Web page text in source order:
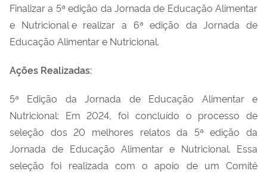
Finalizar a 5ª edição da Jornada de Educação Alimentar
e Nutricional e realizar a 6ª edição da Jornada de
Educação Alimentar e Nutricional.
Ações Realizadas:
5ª Edição da Jornada de Educação Alimentar e
Nutricional: Em 2024, foi concluído o processo de
seleção dos 20 melhores relatos da 5ª edição da
Jornada de Educação Alimentar e Nutricional. Essa
seleção foi realizada com o apoio de um Comitê